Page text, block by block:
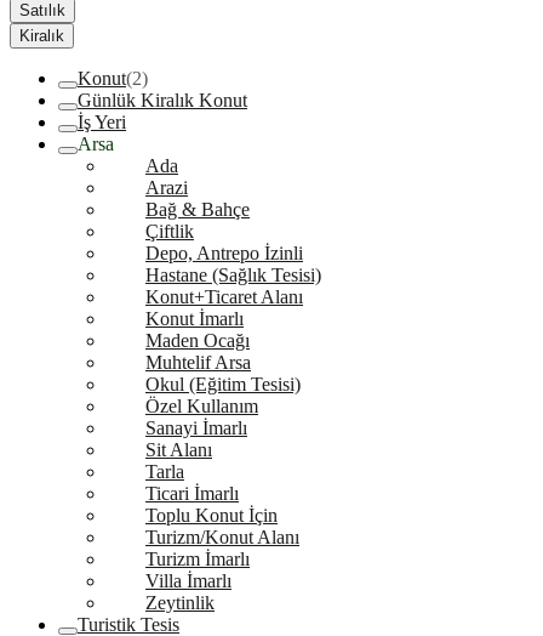
Satılık
Kiralık
Konut(2)
Günlük Kiralık Konut
İş Yeri
Arsa
Ada
Arazi
Bağ & Bahçe
Çiftlik
Depo, Antrepo İzinli
Hastane (Sağlık Tesisi)
Konut+Ticaret Alanı
Konut İmarlı
Maden Ocağı
Muhtelif Arsa
Okul (Eğitim Tesisi)
Özel Kullanım
Sanayi İmarlı
Sit Alanı
Tarla
Ticari İmarlı
Toplu Konut İçin
Turizm/Konut Alanı
Turizm İmarlı
Villa İmarlı
Zeytinlik
Turistik Tesis